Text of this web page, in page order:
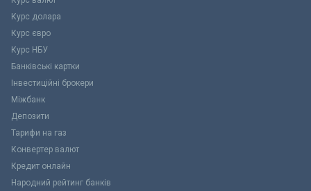
Курс долара
Курс євро
Курс НБУ
Банківські картки
Інвестиційні брокери
Міжбанк
Депозити
Тарифи на газ
Конвертер валют
Кредит онлайн
Народний рейтинг банків